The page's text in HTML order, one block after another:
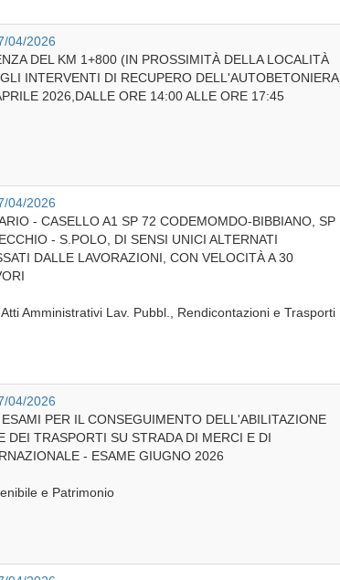
04/2026
DEL KM 1+800 (IN PROSSIMITÀ DELLA LOCALITÀ
INTERVENTI DI RECUPERO DELL'AUTOBETONIERA
2026,DALLE ORE 14:00 ALLE ORE 17:45
04/2026
- CASELLO A1 SP 72 CODEMOMDO-BIBBIANO, SP
- S.POLO, DI SENSI UNICI ALTERNATI
DALLE LAVORAZIONI, CON VELOCITÀ A 30
Amministrativi Lav. Pubbl., Rendicontazioni e Trasporti
04/2026
PER IL CONSEGUIMENTO DELL'ABILITAZIONE
DEI TRASPORTI SU STRADA DI MERCI E DI
- ESAME GIUGNO 2026
e Patrimonio